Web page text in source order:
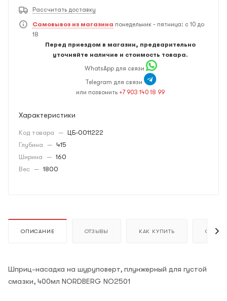
Рассчитать доставку
Самовывоз из магазина понедельник - пятница: с 10 до
18
Перед приездом в магазин, предварительно
уточняйте наличие и стоимость товара.
WhatsApp для связи
Telegram для связи
или позвонить +7 903 140 18 99
Характеристики
Код товара — ЦБ-0011222
Глубина — 415
Ширина — 160
Вес — 1800
ОПИСАНИЕ ОТЗЫВЫ КАК КУПИТЬ ОПЛАТА
Шприц-насадка на шуруповерт, плунжерный для густой
смазки, 400мл NORDBERG NO2501